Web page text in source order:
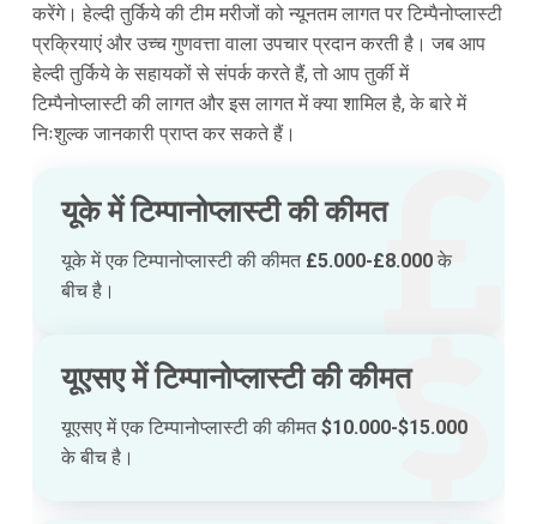
करेंगे। हेल्दी तुर्किये की टीम मरीजों को न्यूनतम लागत पर टिम्पैनोप्लास्टी
प्रक्रियाएं और उच्च गुणवत्ता वाला उपचार प्रदान करती है। जब आप
हेल्दी तुर्किये के सहायकों से संपर्क करते हैं, तो आप तुर्की में
टिम्पैनोप्लास्टी की लागत और इस लागत में क्या शामिल है, के बारे में
निःशुल्क जानकारी प्राप्त कर सकते हैं।
यूके में टिम्पानोप्लास्टी की कीमत
यूके में एक टिम्पानोप्लास्टी की कीमत £5.000-£8.000के
बीच है।
यूएसए में टिम्पानोप्लास्टी की कीमत
यूएसए में एक टिम्पानोप्लास्टी की कीमत$10.000-$15.000
के बीच है।